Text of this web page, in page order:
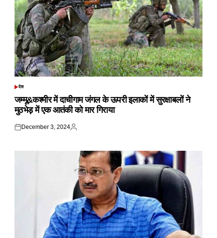
POSTED
देश
जम्मू&कश्मीर में दाचीगाम जंगल के ऊपरी इलाकों में सुरक्षाबलों ने
मुठभेड़ में एक आतंकी को मार गिराया
Posted
December 3, 2024
Posted